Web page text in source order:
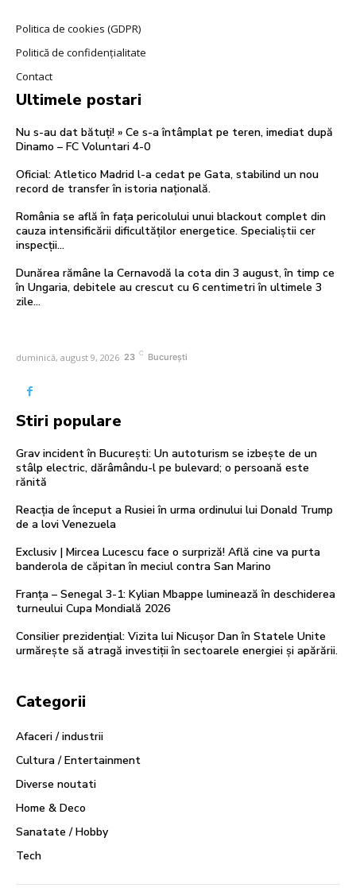
Politica de cookies (GDPR)
Politică de confidențialitate
Contact
Ultimele postari
Nu s-au dat bătuți! » Ce s-a întâmplat pe teren, imediat după
Dinamo – FC Voluntari 4-0
Oficial: Atletico Madrid l-a cedat pe Gata, stabilind un nou
record de transfer în istoria națională.
România se află în fața pericolului unui blackout complet din
cauza intensificării dificultăților energetice. Specialiștii cer
inspecții…
Dunărea rămâne la Cernavodă la cota din 3 august, în timp ce
în Ungaria, debitele au crescut cu 6 centimetri în ultimele 3
zile...
duminică, august 9, 2026 23 C București
Stiri populare
Grav incident în București: Un autoturism se izbește de un
stâlp electric, dărâmându-l pe bulevard; o persoană este
rănită
Reacția de început a Rusiei în urma ordinului lui Donald Trump
de a lovi Venezuela
Exclusiv | Mircea Lucescu face o surpriză! Află cine va purta
banderola de căpitan în meciul contra San Marino
Franța – Senegal 3-1: Kylian Mbappe luminează în deschiderea
turneului Cupa Mondială 2026
Consilier prezidențial: Vizita lui Nicușor Dan în Statele Unite
urmărește să atragă investiții în sectoarele energiei și apărării.
Categorii
Afaceri / industrii
Cultura / Entertainment
Diverse noutati
Home & Deco
Sanatate / Hobby
Tech